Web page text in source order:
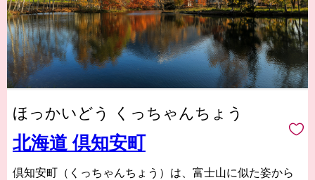
ほっかいどう くっちゃんちょう
北海道 倶知安町
倶知安町（くっちゃんちょう）は、富士山に似た姿から